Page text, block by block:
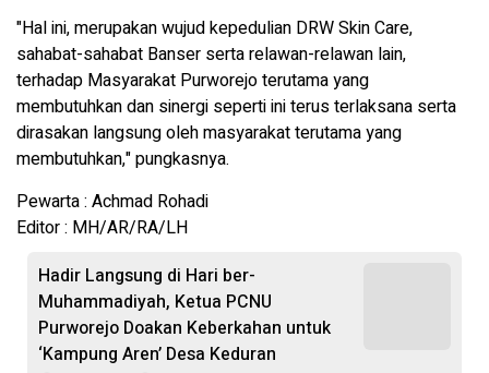
"Hal ini, merupakan wujud kepedulian DRW Skin Care,
sahabat-sahabat Banser serta relawan-relawan lain,
terhadap Masyarakat Purworejo terutama yang
membutuhkan dan sinergi seperti ini terus terlaksana serta
dirasakan langsung oleh masyarakat terutama yang
membutuhkan," pungkasnya.
Pewarta : Achmad Rohadi
Editor : MH/AR/RA/LH
Hadir Langsung di Hari ber-
Muhammadiyah, Ketua PCNU
Purworejo Doakan Keberkahan untuk
‘Kampung Aren’ Desa Keduran